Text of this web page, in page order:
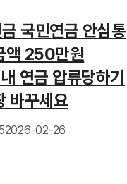
국민연금 안심통
액 250만원
연금 압류당하기
바꾸세요
2026-02-26